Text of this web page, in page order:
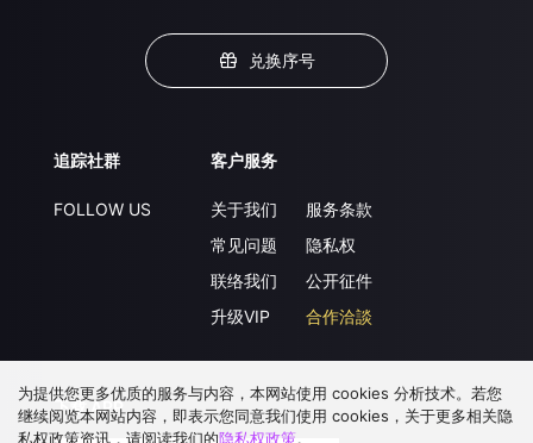
兑换序号
追踪社群
FOLLOW US
客户服务
关于我们
常见问题
联络我们
升级VIP
服务条款
隐私权
公开征件
合作洽談
下载 APP
为提供您更多优质的服务与内容，本网站使用 cookies 分析技术。若您
继续阅览本网站内容，即表示您同意我们使用 cookies，关于更多相关隐
私权政策资讯，请阅读我们的隐私权政策。